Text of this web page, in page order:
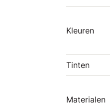
Kleuren
Tinten
Materialen